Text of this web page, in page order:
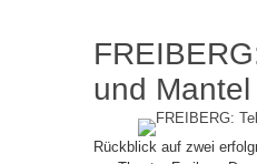
und Mantel
Rückblick auf zwei